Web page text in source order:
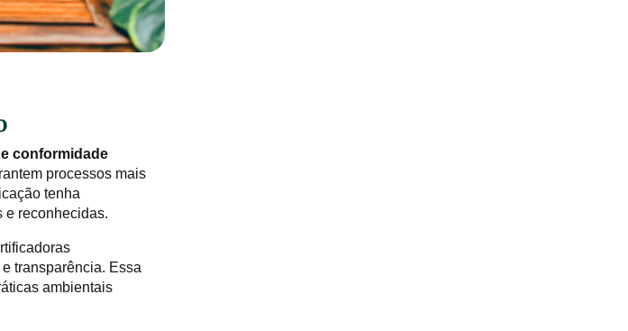
conformidade
processos mais
tenha
e reconhecidas.
transparência. Essa
ambientais